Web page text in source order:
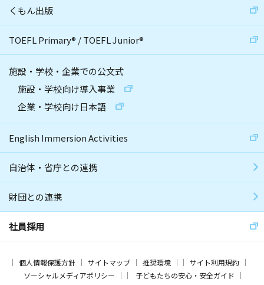
くもん出版
TOEFL Primary® /TOEFL Junior®
施設・学校・企業での公文式
施設・学校向け導入事業
企業・学校向け日本語
English Immersion Activities
自治体・省庁との連携
財団との連携
社員採用
個人情報保護方針 サイトマップ 推奨環境
サイト利用規約
ソーシャルメディアポリシー
子どもたちの安心・安全ガイド